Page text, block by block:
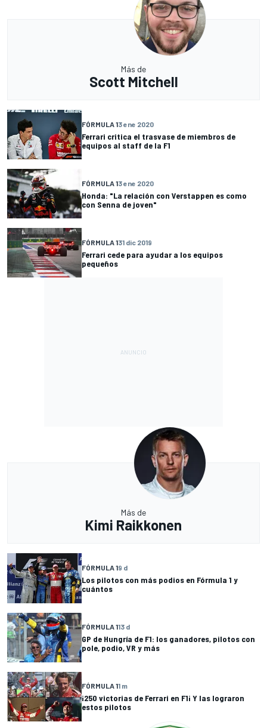
Más de
Scott Mitchell
FÓRMULA 13 ene 2020
Ferrari critica el trasvase de miembros de
equipos al staff de la F1
FÓRMULA 13 ene 2020
Honda: "La relación con Verstappen es como
con Senna de joven"
FÓRMULA 131 dic 2019
Ferrari cede para ayudar a los equipos
pequeños
Más de
Kimi Raikkonen
FÓRMULA 19 d
Los pilotos con más podios en Fórmula 1 y
cuántos
FÓRMULA 113 d
GP de Hungría de F1: los ganadores, pilotos con
pole, podio, VR y más
FÓRMULA 11 m
¡250 victorias de Ferrari en F1¡ Y las lograron
estos pilotos